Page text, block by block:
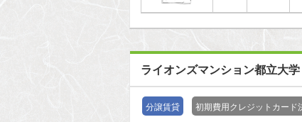
ライオンズマンション都立大学
分譲賃貸 初期費用クレジットカード